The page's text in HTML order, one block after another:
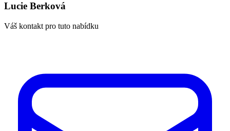
Lucie Berková
Váš kontakt pro tuto nabídku